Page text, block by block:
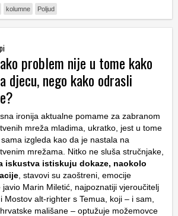
kolumne Poljud
problem nije u tome kako
djecu, nego kako odrasli
ironija aktualne pomame za zabranom
mreža mladima, ukratko, jest u tome
izgleda kao da je nastala na
mrežama. Nitko ne sluša stručnjake,
iskustva istiskuju dokaze, naokolo
, stavovi su zaoštreni, emocije
Marin Miletić, najpoznatiji vjeroučitelj
Mostov alt-righter s Temua, koji – i sam,
mališane – optužuje možemovce